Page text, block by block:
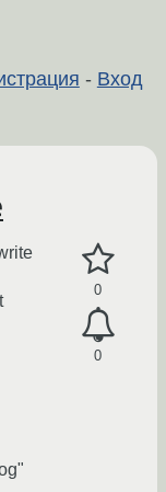
- Вход
0
0